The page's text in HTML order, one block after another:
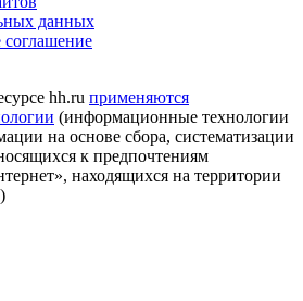
данных
соглашение
hh.ru применяются
(информационные технологии
на основе сбора, систематизации
к предпочтениям
находящихся на территории